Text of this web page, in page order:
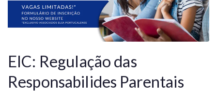
EIC: Regulação das
Responsabilides Parentais